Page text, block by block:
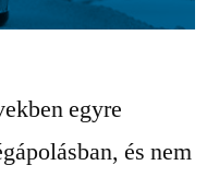
egyre
és nem